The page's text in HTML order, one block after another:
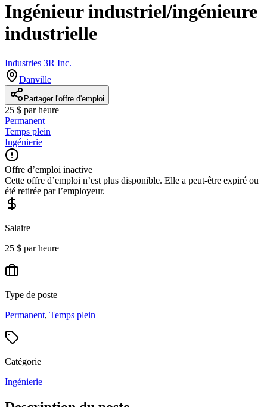
Ingénieur industriel/ingénieure
industrielle
Industries 3R Inc.
Danville
Partager l'offre d'emploi
25 $ par heure
Permanent
Temps plein
Ingénierie
Offre d’emploi inactive
Cette offre d’emploi n’est plus disponible. Elle a peut-être expiré ou
été retirée par l’employeur.
Salaire
25 $ par heure
Type de poste
Permanent, Temps plein
Catégorie
Ingénierie